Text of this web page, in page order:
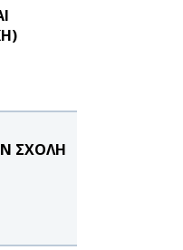
ΣΧΟΛΗ